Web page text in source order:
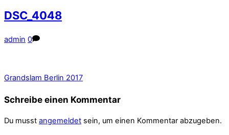
DSC_4048
admin 0
Grandslam Berlin 2017
Schreibe einen Kommentar
Du musst angemeldet sein, um einen Kommentar abzugeben.